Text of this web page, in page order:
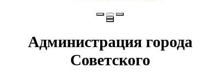
Администрация города
Советского